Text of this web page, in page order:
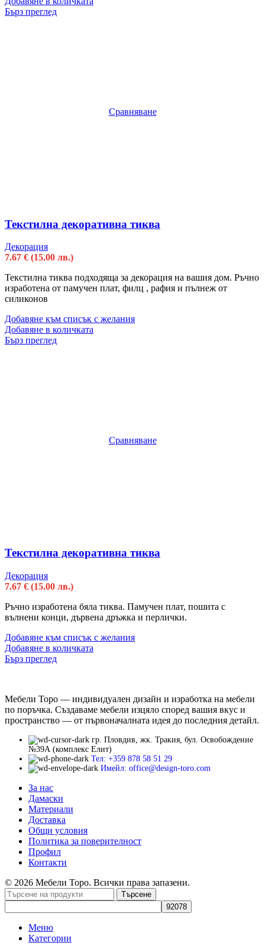
Бърз преглед
Сравняване
Текстилна декоративна тиква
Декорация
7.67 € (15.00 лв.)
Текстилна тиква подходяща за декорация на вашия дом. Ръчно
изработена от памучен плат, филц , рафия и пълнеж от
силиконов
Добавяне към списък с желания
Добавяне в количката
Бърз преглед
Сравняване
Текстилна декоративна тиква
Декорация
7.67 € (15.00 лв.)
Ръчно изработена бяла тиква. Памучен плат, пошита с
вълнени конци, дървена дръжка и перлички.
Добавяне към списък с желания
Добавяне в количката
Бърз преглед
Мебели Торо — индивидуален дизайн и изработка на мебели
по поръчка. Създаваме мебели изцяло според вашия вкус и
пространство — от първоначалната идея до последния детайл.
гр. Пловдив, жк. Тракия, бул. Освобождение
№39А (комплекс Елит)
Тел: +359 878 58 51 29
Имейл: office@design-toro.com
За нас
Дамаски
Материали
Доставка
Общи условия
Политика за поверителност
Профил
Контакти
© 2026 Мебели Торо. Всички права запазени.
Търсене
Меню
Категории